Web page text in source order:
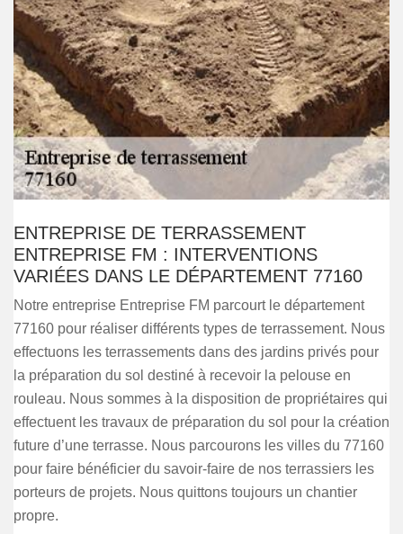
ENTREPRISE DE TERRASSEMENT
ENTREPRISE FM : INTERVENTIONS
VARIÉES DANS LE DÉPARTEMENT 77160
Notre entreprise Entreprise FM parcourt le département
77160 pour réaliser différents types de terrassement. Nous
effectuons les terrassements dans des jardins privés pour
la préparation du sol destiné à recevoir la pelouse en
rouleau. Nous sommes à la disposition de propriétaires qui
effectuent les travaux de préparation du sol pour la création
future d’une terrasse. Nous parcourons les villes du 77160
pour faire bénéficier du savoir-faire de nos terrassiers les
porteurs de projets. Nous quittons toujours un chantier
propre.